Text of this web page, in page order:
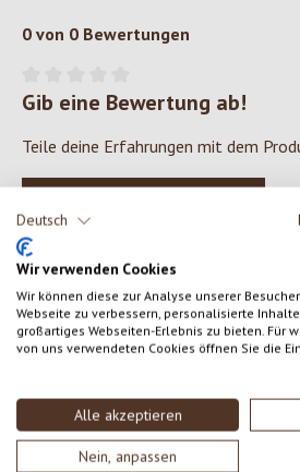
Deutsch
Wir verwenden Cookies
Wir können diese zur Analyse unserer
Webseite zu verbessern, personalisierte
großartiges Webseiten-Erlebnis zu bieten. Für
von uns verwendeten Cookies öffnen Sie die
Alle akzeptieren
Nein, anpassen
0 von 0 Bewertungen
Durchschnittliche Bewertung von 0
Gib eine Bewertung ab!
Teile deine Erfahrungen mit dem
Bewertungen nur in der aktuellen
Keine Bewertungen gefunden.